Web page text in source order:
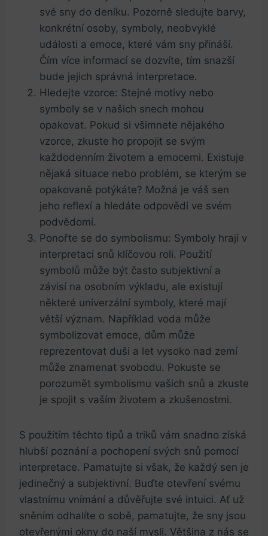
své sny do deníku. Pozorně⁢ sledujte barvy,
konkrétní osoby, symboly, neobvyklé
události a emoce, které vám sny přináší.⁣
Čím více informací se dozvíte, tím snazší
bude ⁣jejich správná interpretace.
Hledejte vzorce: ⁣Stejné motivy nebo
symboly se v‍ našich⁤ snech⁢ mohou
opakovat. Pokud si ‌všimnete nějakého
vzorce,‍ zkuste ho⁢ propojit ‌se svým
každodenním životem a​ emocemi. Existuje
nějaká situace nebo ⁢problém, se kterým se
opakovaně potýkáte? Možná je váš sen
jeho reflexí a hledáte odpovědi ve svém
podvědomí.
Ponořte se do symbolismu: ‌Symboly hrají v
⁣interpretaci snů klíčovou roli. Použití
symbolů může být často subjektivní a
závisí na osobním výkladu, ale existují‍
některé univerzální symboly, které mají
větší ⁤význam. Například voda‍ může
symbolizovat emoce, ⁤dům může
reprezentovat duši a let vysoko nad zemí
může znamenat svobodu. Pokuste se
porozumět symbolismu ⁤vašich snů a zkuste
je​ spojit s vaším životem a⁣ zkušenostmi.
S použitím těchto tipů a⁣ triků vám snadno získá
hlubší poznání a pochopení svých snů pomocí
interpretace. Pamatujte si však, že každý sen je
jedinečný a ⁢subjektivní. Buďte otevření svému
vlastnímu vnímání a důvěřujte své intuici. Ať už
sněním odhalíte​ o⁤ sobě, pamatujte, že sny jsou
otevřenými okny do naší mysli.⁢ Většina ​z nás se